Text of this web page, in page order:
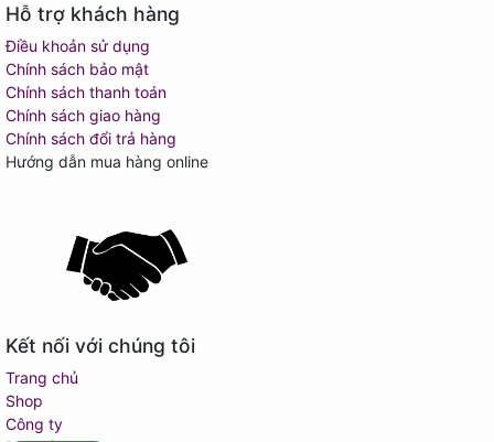
Hỗ trợ khách hàng
Điều khoản sử dụng
Chính sách bảo mật
Chính sách thanh toán
Chính sách giao hàng
Chính sách đổi trả hàng
Hướng dẫn mua hàng online
Kết nối với chúng tôi
Trang chủ
Shop
Công ty